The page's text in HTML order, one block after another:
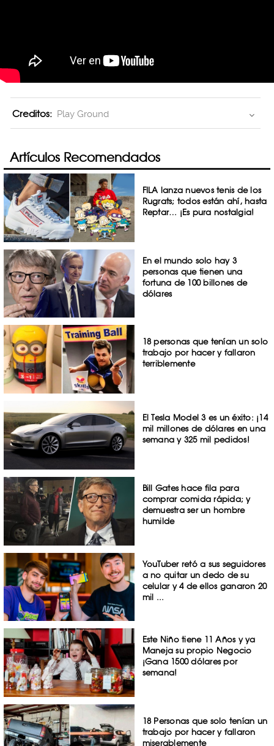
Creditos: Play Ground
Artículos Recomendados
FILA lanza nuevos tenis de los
Rugrats; todos están ahí, hasta
Reptar… ¡Es pura nostalgia!
En el mundo solo hay 3
personas que tienen una
fortuna de 100 billones de
dólares
18 personas que tenían un solo
trabajo por hacer y fallaron
terriblemente
El Tesla Model 3 es un éxito: ¡14
mil millones de dólares en una
semana y 325 mil pedidos!
Bill Gates hace fila para
comprar comida rápida; y
demuestra ser un hombre
humilde
YouTuber retó a sus seguidores
a no quitar un dedo de su
celular y 4 de ellos ganaron 20
mil ...
Este Niño tiene 11 Años y ya
Maneja su propio Negocio
¡Gana 1500 dólares por
semana!
18 Personas que solo tenían un
trabajo por hacer y fallaron
miserablemente